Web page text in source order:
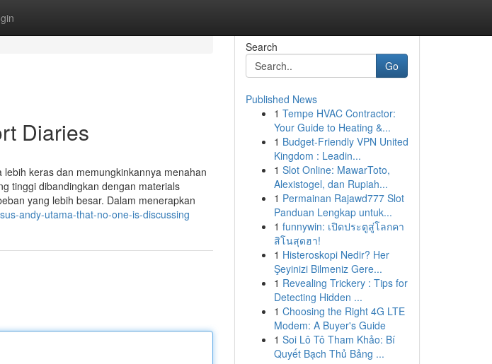
Diaries
keras dan memungkinkannya menahan
tinggi dibandingkan dengan materials
yang lebih besar. Dalam menerapkan
andy-utama-that-no-one-is-discussing
Search
Go
Published News
1 Tempe HVAC Contractor:
Your Guide to Heating &...
1 Budget-Friendly VPN United
Kingdom : Leadin...
1 Slot Online: MawarToto,
Alexistogel, dan Rupiah...
1 Permainan Rajawd777 Slot
Panduan Lengkap untuk...
1 funnywin: เปิดประตูสู่โลกคา
สิโนสุดฮา!
1 Histeroskopi Nedir? Her
Şeyinizi Bilmeniz Gere...
1 Revealing Trickery : Tips for
Detecting Hidden ...
1 Choosing the Right 4G LTE
Modem: A Buyer's Guide
1 Soi Lô Tô Tham Khảo: Bí
Quyết Bạch Thủ Bảng ...